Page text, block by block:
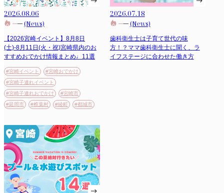
2026.08.06
(News)
【2026宮崎イベント】8月8日
(土)-8月11日(火・祝)宮崎県内のお
すすめおでかけ情報まとめ♩11選
#宮崎イベント
#宮崎おでかけ
#宮崎子連れイベント
#宮崎子連れおでかけ
#宮崎市
#延岡市
#椎葉村 #綾町 #都城市
2026.07.18
(News)
歯科衛生士は子育て世代の味
方！？ママ歯科衛生士に聞く、ラ
イフステージに合わせた働き方